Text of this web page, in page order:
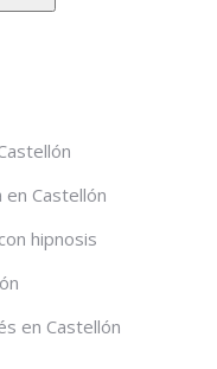
Castellón
hipnosis
en Castellón